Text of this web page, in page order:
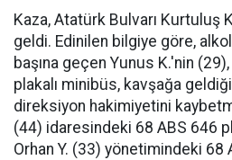
Kaza, Atatürk Bulvarı Kurtuluş
geldi. Edinilen bilgiye göre,
başına geçen Yunus K.'nin
plakalı minibüs, kavşağa
direksiyon hakimiyetini
(44) idaresindeki 68 ABS 646
Orhan Y. (33) yönetimindeki 68